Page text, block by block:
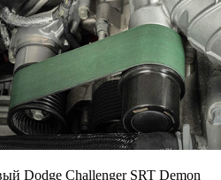
Dodge Challenger SRT Demon